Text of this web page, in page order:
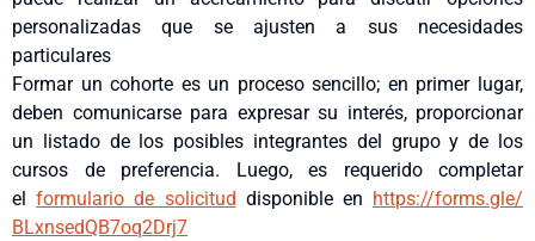
personalizadas que se ajusten a sus necesidades
particulares
Formar un cohorte es un proceso sencillo; en primer lugar,
deben comunicarse para expresar su interés, proporcionar
un listado de los posibles integrantes del grupo y de los
cursos de preferencia. Luego, es requerido completar
elformulario de solicitud disponible en https://forms.gle/
BLxnsedQB7oq2Drj7